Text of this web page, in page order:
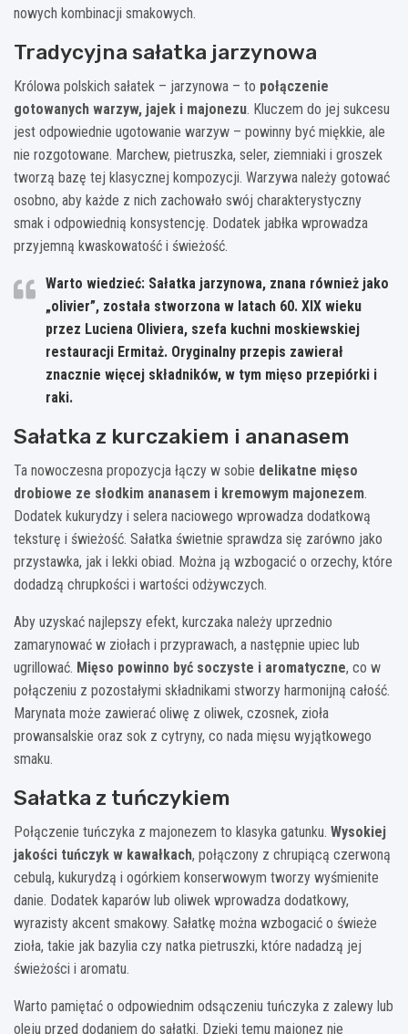
nowych kombinacji smakowych.
Tradycyjna sałatka jarzynowa
Królowa polskich sałatek – jarzynowa – to połączenie
gotowanych warzyw, jajek i majonezu. Kluczem do jej sukcesu
jest odpowiednie ugotowanie warzyw – powinny być miękkie, ale
nie rozgotowane. Marchew, pietruszka, seler, ziemniaki i groszek
tworzą bazę tej klasycznej kompozycji. Warzywa należy gotować
osobno, aby każde z nich zachowało swój charakterystyczny
smak i odpowiednią konsystencję. Dodatek jabłka wprowadza
przyjemną kwaskowatość i świeżość.
Warto wiedzieć: Sałatka jarzynowa, znana również jako
„olivier”, została stworzona w latach 60. XIX wieku
przez Luciena Oliviera, szefa kuchni moskiewskiej
restauracji Ermitaż. Oryginalny przepis zawierał
znacznie więcej składników, w tym mięso przepiórki i
raki.
Sałatka z kurczakiem i ananasem
Ta nowoczesna propozycja łączy w sobie delikatne mięso
drobiowe ze słodkim ananasem i kremowym majonezem.
Dodatek kukurydzy i selera naciowego wprowadza dodatkową
teksturę i świeżość. Sałatka świetnie sprawdza się zarówno jako
przystawka, jak i lekki obiad. Można ją wzbogacić o orzechy, które
dodadzą chrupkości i wartości odżywczych.
Aby uzyskać najlepszy efekt, kurczaka należy uprzednio
zamarynować w ziołach i przyprawach, a następnie upiec lub
ugrillować. Mięso powinno być soczyste i aromatyczne, co w
połączeniu z pozostałymi składnikami stworzy harmonijną całość.
Marynata może zawierać oliwę z oliwek, czosnek, zioła
prowansalskie oraz sok z cytryny, co nada mięsu wyjątkowego
smaku.
Sałatka z tuńczykiem
Połączenie tuńczyka z majonezem to klasyka gatunku. Wysokiej
jakości tuńczyk w kawałkach, połączony z chrupiącą czerwoną
cebulą, kukurydzą i ogórkiem konserwowym tworzy wyśmienite
danie. Dodatek kaparów lub oliwek wprowadza dodatkowy,
wyrazisty akcent smakowy. Sałatkę można wzbogacić o świeże
zioła, takie jak bazylia czy natka pietruszki, które nadadzą jej
świeżości i aromatu.
Warto pamiętać o odpowiednim odsączeniu tuńczyka z zalewy lub
oleju przed dodaniem do sałatki. Dzięki temu majonez nie